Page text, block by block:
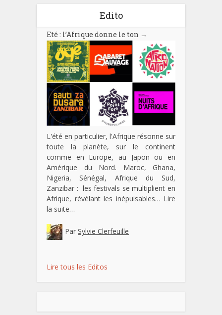
Edito
Eté : l’Afrique donne le ton →
L'été en particulier, l'Afrique résonne sur
toute la planète, sur le continent
comme en Europe, au Japon ou en
Amérique du Nord. Maroc, Ghana,
Nigeria, Sénégal, Afrique du Sud,
Zanzibar : les festivals se multiplient en
Afrique, révélant les inépuisables… Lire
la suite…
Par Sylvie Clerfeuille
Lire tous les Editos